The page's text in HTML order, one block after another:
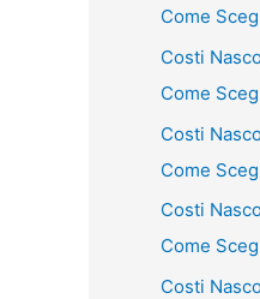
p
o
r
:
Come
Costi
Come
Costi
Come
Costi
Come
Costi